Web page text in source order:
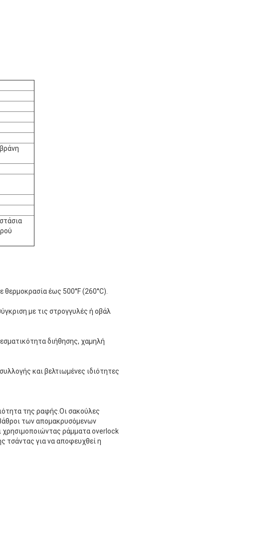
έως 500°F (260°C).
με τις στρογγυλές ή οβάλ
διήθησης, χαμηλή
και βελτιωμένες ιδιότητες
της ραφής.Οι σακούλες
των απομακρυσόμενων
ράμματα overlock
τσάντας για να αποφευχθεί η